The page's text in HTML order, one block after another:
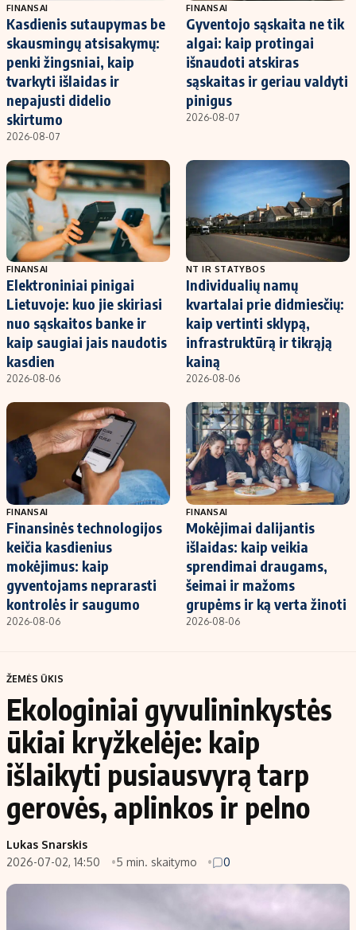
FINANSAI
Kasdienis sutaupymas be
skausmingų atsisakymų:
penki žingsniai, kaip
tvarkyti išlaidas ir
nepajusti didelio
skirtumo
2026-08-07
FINANSAI
Gyventojo sąskaita ne tik
algai: kaip protingai
išnaudoti atskiras
sąskaitas ir geriau valdyti
pinigus
2026-08-07
FINANSAI
Elektroniniai pinigai
Lietuvoje: kuo jie skiriasi
nuo sąskaitos banke ir
kaip saugiai jais naudotis
kasdien
2026-08-06
NT IR STATYBOS
Individualių namų
kvartalai prie didmiesčių:
kaip vertinti sklypą,
infrastruktūrą ir tikrąją
kainą
2026-08-06
FINANSAI
Finansinės technologijos
keičia kasdienius
mokėjimus: kaip
gyventojams neprarasti
kontrolės ir saugumo
2026-08-06
FINANSAI
Mokėjimai dalijantis
išlaidas: kaip veikia
sprendimai draugams,
šeimai ir mažoms
grupėms ir ką verta žinoti
2026-08-06
ŽEMĖS ŪKIS
Ekologiniai gyvulininkystės
ūkiai kryžkelėje: kaip
išlaikyti pusiausvyrą tarp
gerovės, aplinkos ir pelno
Lukas Snarskis
2026-07-02, 14:50
5 min. skaitymo 0